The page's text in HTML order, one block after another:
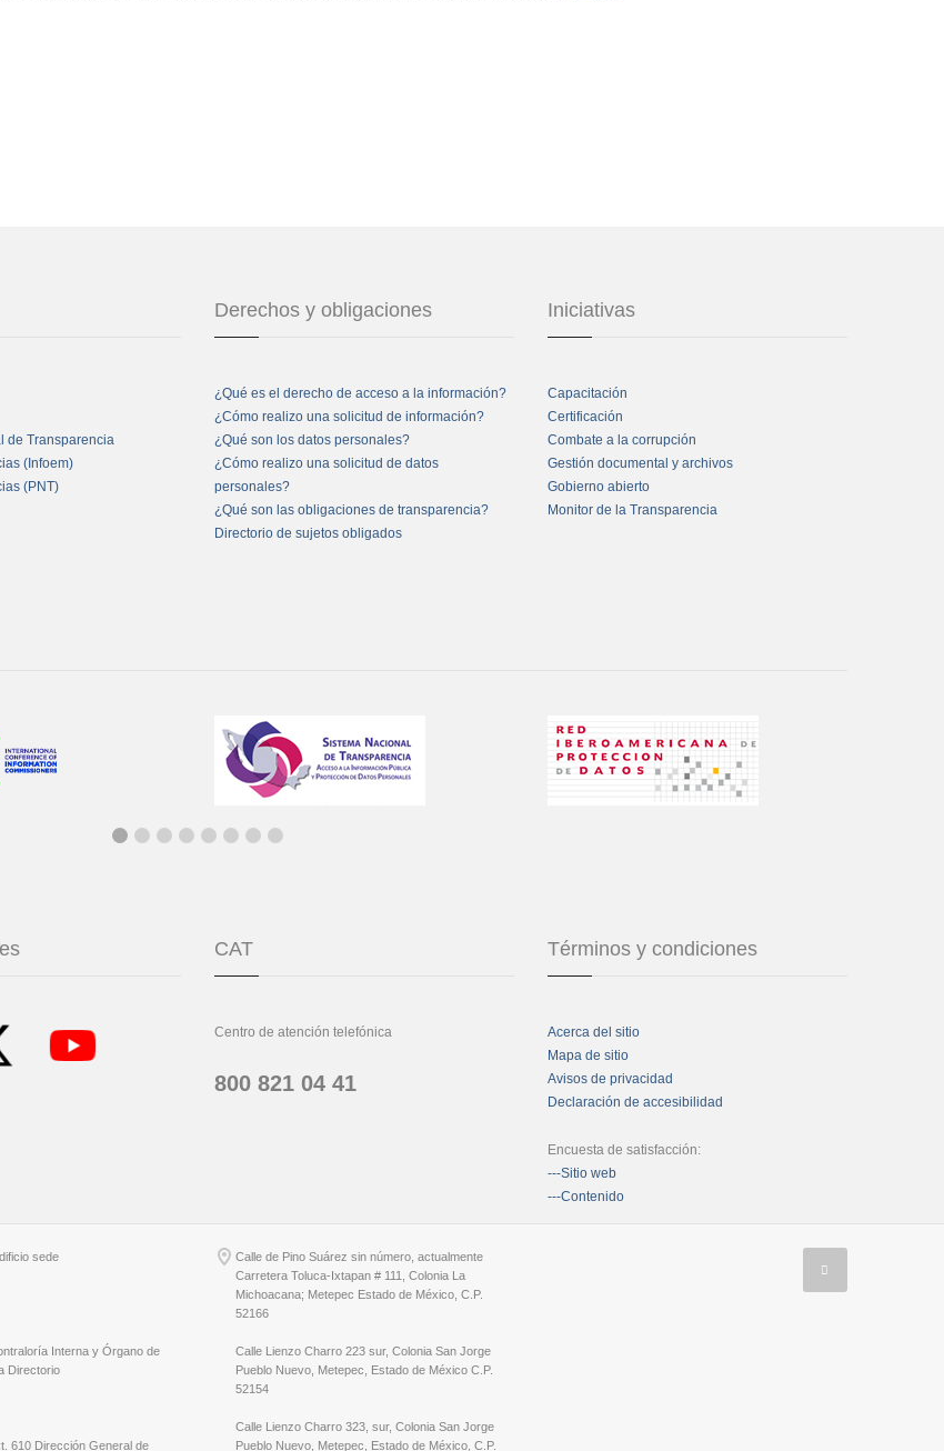
de Transparencia
(Infoem)
(PNT)
Derechos y obligaciones
¿Qué es el derecho de acceso a la información?
¿Cómo realizo una solicitud de información?
¿Qué son los datos personales?
¿Cómo realizo una solicitud de datos
personales?
¿Qué son las obligaciones de transparencia?
Directorio de sujetos obligados
Iniciativas
Capacitación
Certificación
Combate a la corrupción
Gestión documental y archivos
Gobierno abierto
Monitor de la Transparencia
CAT
Centro de atención telefónica
800 821 04 41
Términos y condiciones
Acerca del sitio
Mapa de sitio
Avisos de privacidad
Declaración de accesibilidad
Encuesta de satisfacción:
---Sitio web
---Contenido
sede
Interna y Órgano de
Directorio
610 Dirección General de
Calle de Pino Suárez sin número, actualmente
Carretera Toluca-Ixtapan # 111, Colonia La
Michoacana; Metepec Estado de México, C.P.
52166
Calle Lienzo Charro 223 sur, Colonia San Jorge
Pueblo Nuevo, Metepec, Estado de México C.P.
52154
Calle Lienzo Charro 323, sur, Colonia San Jorge
Pueblo Nuevo, Metepec, Estado de México, C.P.